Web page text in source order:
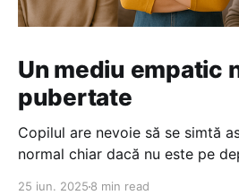
Un mediu empatic
pubertate
Copilul are nevoie să se simtă
normal chiar dacă nu este pe
25 iun. 2025 8 min read